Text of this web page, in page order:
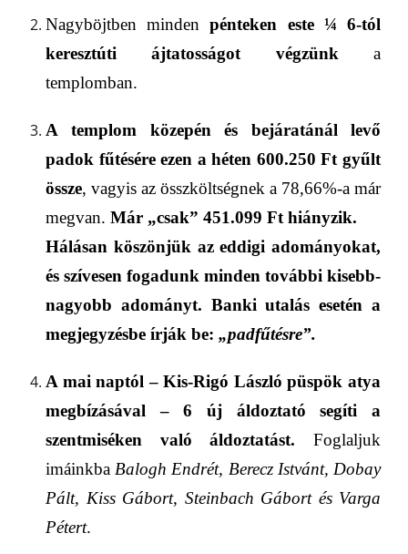
Nagyböjtben mindenpénteken este ¼ 6-tól
keresztúti ájtatosságot végzünk a
templomban.
A
templom közepén és bejáratánál levő
padok fűtésére ezen a héten 600.250 Ft gyűlt
össze, vagyis az összköltségnek a 78,66%-a már
megvan. Már „csak” 451.099 Ft hiányzik.
Hálásan köszönjük az eddigi adományokat,
és szívesen fogadunk minden további kisebb-
nagyobb adományt. Banki utalás esetén a
megjegyzésbe írják be: „padfűtésre”.
A mai naptól –Kis-Rigó László püspök atya
megbízásával –6új áldoztatósegítia
szentmiséken való áldoztatást.Foglaljuk
imáinkba Balogh Endrét, Berecz Istvánt, Dobay
Pált, Kiss Gábort, Steinbach Gábort és Varga
Pétert.